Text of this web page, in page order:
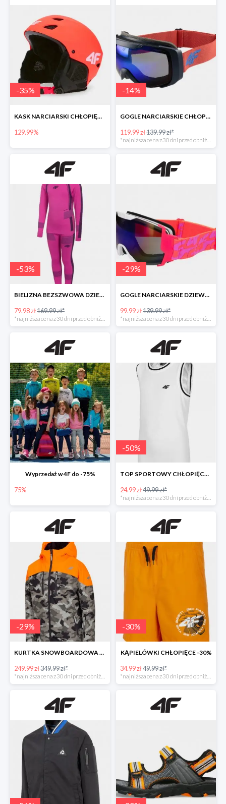
-35%
KASK NARCIARSKI CHŁOPIĘCY -35%
129.99%
-14%
GOGLE NARCIARSKIE CHŁOPIĘCE -14%
119.99 zł139.99 zł*
-53%
BIELIZNA BEZSZWOWA DZIEWCZĘCA (GÓRA I DÓŁ) -52%
79.98 zł169.99 zł*
*najniższa cena z 30 dni przed obniżką
-29%
GOGLE NARCIARSKIE DZIEWCZĘCE -28%
99.99 zł139.99 zł*
*najniższa cena z 30 dni przed obniżką
Wyprzedaż w 4F do -75%
75%
-50%
TOP SPORTOWY CHŁOPIĘCY -50%
24.99 zł49.99 zł*
-29%
KURTKA SNOWBOARDOWA CHŁOPIĘCA -28%
249.99 zł349.99 zł*
*najniższa cena z 30 dni przed obniżką
-30%
KĄPIELÓWKI CHŁOPIĘCE -30%
34.99 zł49.99 zł*
*najniższa cena z 30 dni przed obniżką